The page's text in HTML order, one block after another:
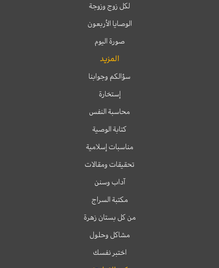
لكل زوج وزوجة
الوصايا الأربعون
صورة اليوم
المزيد
سؤالكم وجوابنا
إستخارة
محاسبة النفس
كتابة الوصية
مناسبات إسلامية
تحقيقات ومقالات
آداب وسنن
مكتبة السراج
من كل بستان زهرة
مشاكل وحلول
اختبر نفسك